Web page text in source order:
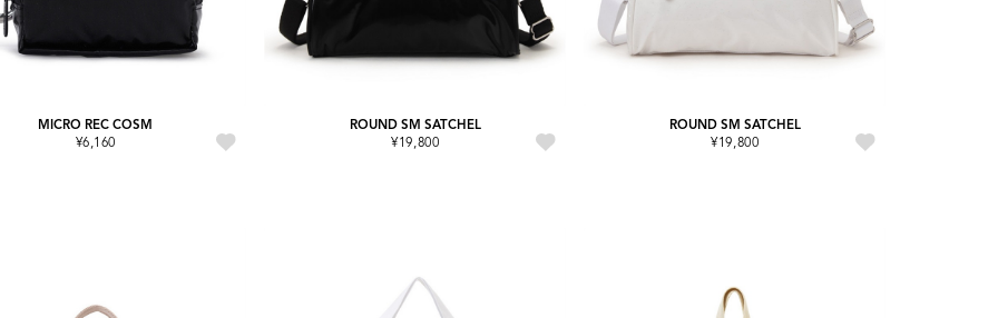
MICRO REC COSM
¥6,160
ROUND SM SATCHEL
¥19,800
ROUND SM SATCHEL
¥19,800